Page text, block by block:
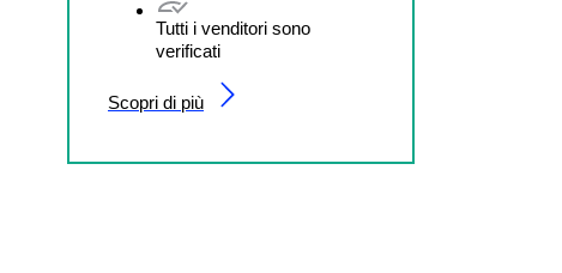
Tutti i venditori sono
verificati
Scopri di più